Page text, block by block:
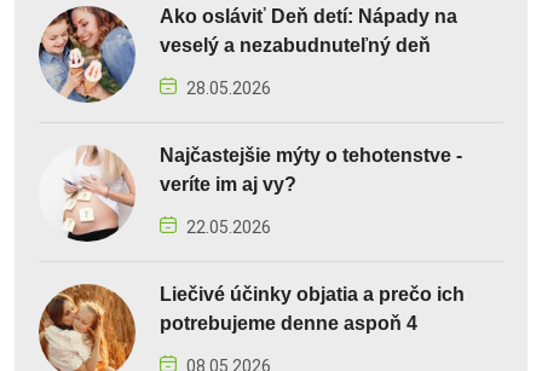
Ako osláviť Deň detí: Nápady na
veselý a nezabudnuteľný deň
28.05.2026
Najčastejšie mýty o tehotenstve -
veríte im aj vy?
22.05.2026
Liečivé účinky objatia a prečo ich
potrebujeme denne aspoň 4
08.05.2026